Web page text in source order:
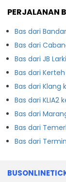
PERJALANAN
Bas dari
Bas dari
Bas dari JB
Bas dari
Bas dari Klang
Bas dari KLIA2
Bas dari
Bas dari
Bas dari